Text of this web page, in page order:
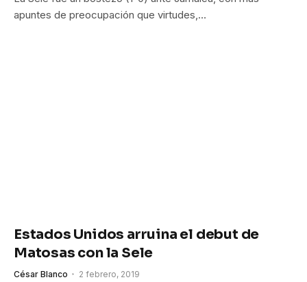
apuntes de preocupación que virtudes,…
Estados Unidos arruina el debut de
Matosas con la Sele
César Blanco 2 febrero, 2019